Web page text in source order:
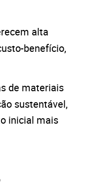
alta
benefício,
de materiais
sustentável,
inicial mais